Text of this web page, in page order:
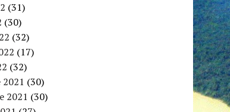
(31)
(30)
(32)
(17)
(32)
(30)
2021 (30)